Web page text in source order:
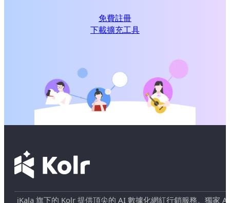
免費註冊
下載擴充工具
iKala 旗下的 Kolr 提供頂尖的 AI 數據化網紅行銷服務。獨家 AI